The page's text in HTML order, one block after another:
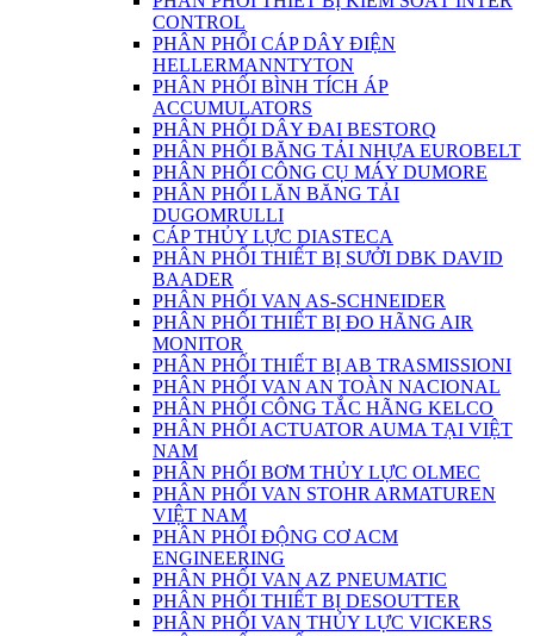
CONTROL
PHÂN PHỐI CÁP DÂY ĐIỆN
HELLERMANNTYTON
PHÂN PHỐI BÌNH TÍCH ÁP
ACCUMULATORS
PHÂN PHỐI DÂY ĐAI BESTORQ
PHÂN PHỐI BĂNG TẢI NHỰA EUROBELT
PHÂN PHỐI CÔNG CỤ MÁY DUMORE
PHÂN PHỐI LĂN BĂNG TẢI
DUGOMRULLI
CÁP THỦY LỰC DIASTECA
PHÂN PHỐI THIẾT BỊ SƯỞI DBK DAVID
BAADER
PHÂN PHỐI VAN AS-SCHNEIDER
PHÂN PHỐI THIẾT BỊ ĐO HÃNG AIR
MONITOR
PHÂN PHỐI THIẾT BỊ AB TRASMISSIONI
PHÂN PHỐI VAN AN TOÀN NACIONAL
PHÂN PHỐI CÔNG TẮC HÃNG KELCO
PHÂN PHỐI ACTUATOR AUMA TẠI VIỆT
NAM
PHÂN PHỐI BƠM THỦY LỰC OLMEC
PHÂN PHỐI VAN STOHR ARMATUREN
VIỆT NAM
PHÂN PHỐI ĐỘNG CƠ ACM
ENGINEERING
PHÂN PHỐI VAN AZ PNEUMATIC
PHÂN PHỐI THIẾT BỊ DESOUTTER
PHÂN PHỐI VAN THỦY LỰC VICKERS